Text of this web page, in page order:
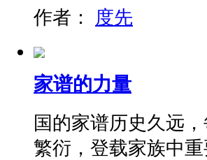
作者： 度先
家谱的力量
国的家谱历史久远
繁衍，登载家族中